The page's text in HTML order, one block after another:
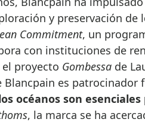
y preservación de
Commitment, un
con instituciones de
el proyecto Gombessade
Blancpain es patrocinador
océanos son
, la marca se ha